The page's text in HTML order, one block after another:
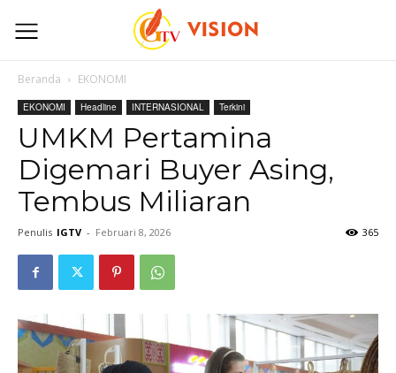
Beranda EKONOMI
EKONOMI Headline INTERNASIONAL Terkini
UMKM Pertamina
Digemari Buyer Asing,
Tembus Miliaran
Penulis IGTV - Februari 8, 2026 365